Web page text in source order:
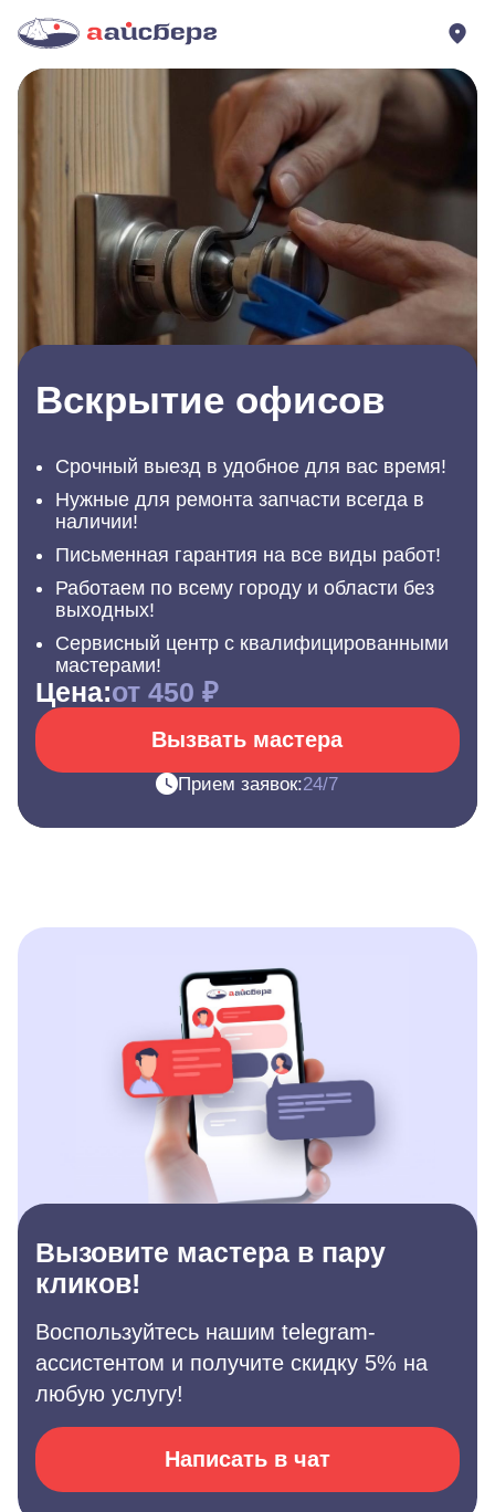
Вскрытие офисов
Срочный выезд в удобное для вас время!
Нужные для ремонта запчасти всегда в
наличии!
Письменная гарантия на все виды работ!
Работаем по всему городу и области без
выходных!
Сервисный центр с квалифицированными
мастерами!
Цена:от 450 ₽
Вызвать мастера
Прием заявок:24/7
Вызовите мастера в пару
кликов!
Воспользуйтесь нашим telegram-
ассистентом и получите скидку 5% на
любую услугу!
Написать в чат